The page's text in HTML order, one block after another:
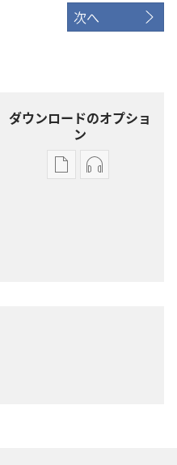
次へ
ダウンロードのオプショ
ン
出
オー